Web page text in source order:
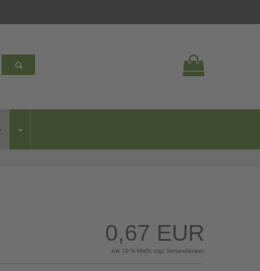
0,67 EUR
inkl. 19 % MwSt. zzgl.Versandkosten